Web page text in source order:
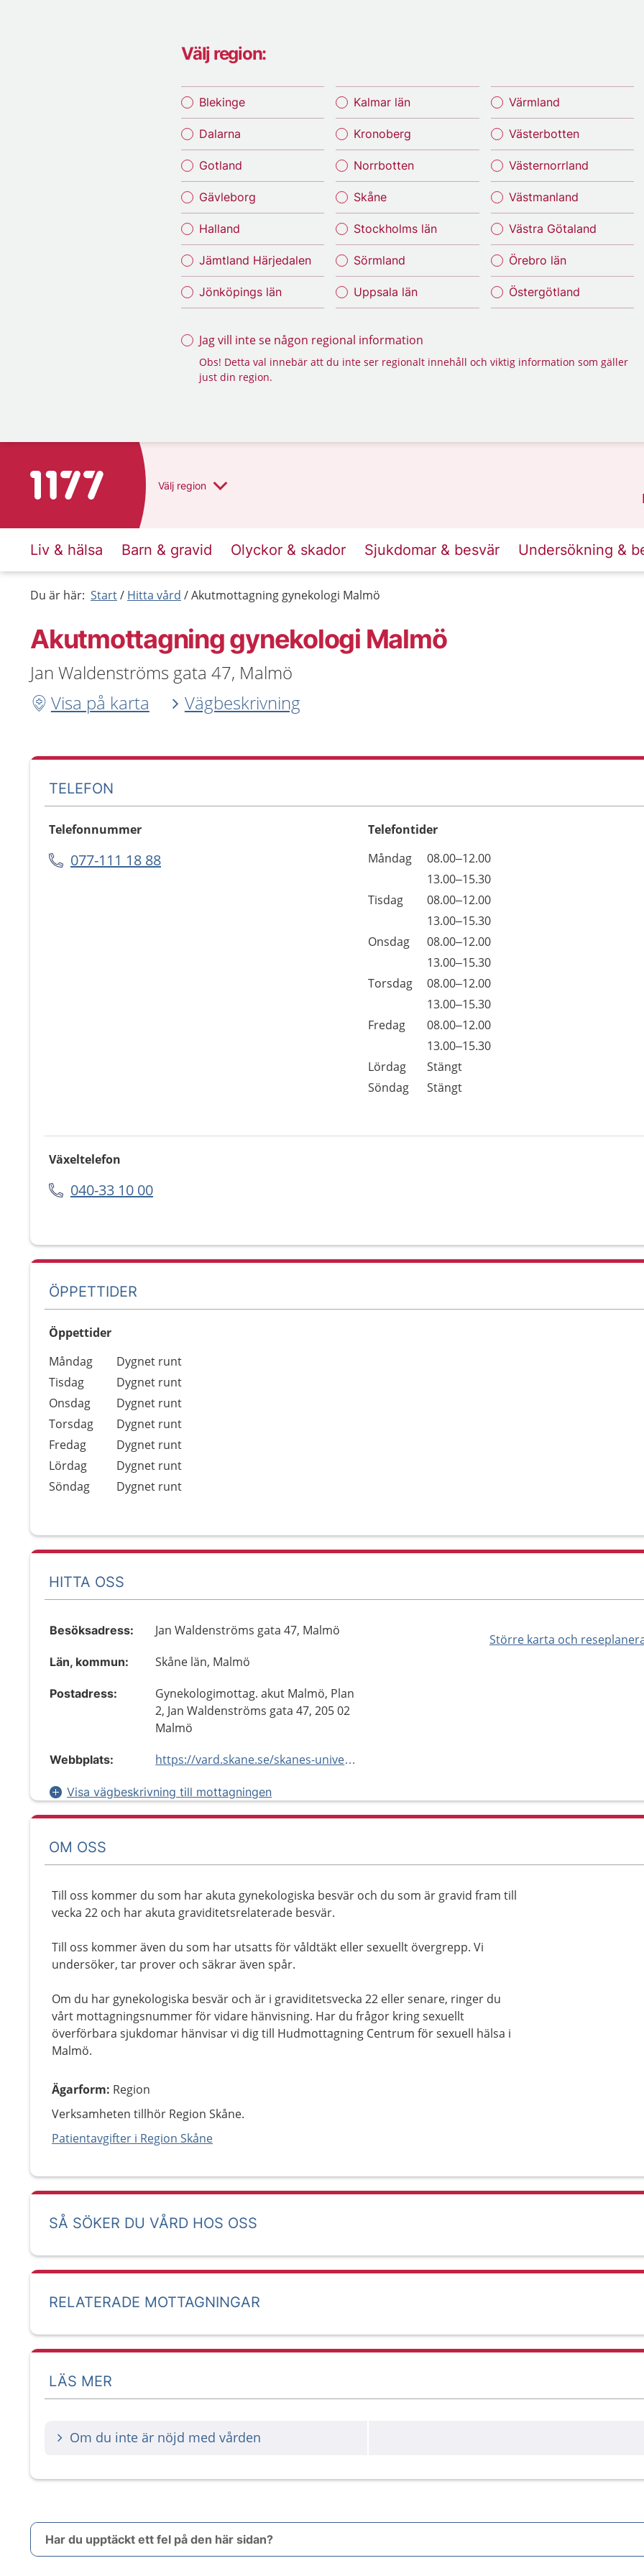
Välj region:
Blekinge
Dalarna
Gotland
Gävleborg
Halland
Jämtland Härjedalen
Jönköpings län
Kalmar län
Kronoberg
Norrbotten
Skåne
Stockholms län
Sörmland
Uppsala län
Värmland
Västerbotten
Västernorrland
Västmanland
Västra Götaland
Örebro län
Östergötland
Jag vill inte se någon regional information
Obs! Detta val innebär att du inte ser regionalt innehåll och viktig information som gäller
just din region.
Till startsidan för 1177 Välj region
Liv & hälsa Barn & gravid Olyckor & skador Sjukdomar & besvär Undersökning &
Du är här: Start Hitta vård Akutmottagning gynekologi Malmö
Akutmottagning gynekologi Malmö
Jan Waldenströms gata 47, Malmö
Visa på karta
Vägbeskrivning
TELEFON
Telefonnummer
077-111 18 88
Telefontider
Dag
Öppettider
Kommentarer
Måndag
08.00–12.00
13.00–15.30
Tisdag
08.00–12.00
13.00–15.30
Onsdag
08.00–12.00
13.00–15.30
Torsdag
08.00–12.00
13.00–15.30
Fredag
08.00–12.00
13.00–15.30
Lördag
Stängt
Söndag
Stängt
Växeltelefon
040-33 10 00
ÖPPETTIDER
Öppettider
Dag
Öppettider
Kommentarer
Måndag
Dygnet runt
Tisdag
Dygnet runt
Onsdag
Dygnet runt
Torsdag
Dygnet runt
Fredag
Dygnet runt
Lördag
Dygnet runt
Söndag
Dygnet runt
HITTA OSS
Större karta och
Besöksadress: Jan Waldenströms gata 47, Malmö
Län, kommun: Skåne län, Malmö
Postadress:
Gynekologimottag. akut Malmö, Plan
2, Jan Waldenströms gata 47, 205 02
Malmö
Webbplats: https://vard.skane.se/skanes-universitetssjukhus-sus/mottagningar-och-avdelningar/gynekologimottagning-akut-malmo/
Visa vägbeskrivning till mottagningen
OM OSS
Till oss kommer du som har akuta gynekologiska besvär och du som är gravid fram till
vecka 22 och har akuta graviditetsrelaterade besvär.
Till oss kommer även du som har utsatts för våldtäkt eller sexuellt övergrepp. Vi
undersöker, tar prover och säkrar även spår.
Om du har gynekologiska besvär och är i graviditetsvecka 22 eller senare, ringer du
vårt mottagningsnummer för vidare hänvisning. Har du frågor kring sexuellt
överförbara sjukdomar hänvisar vi dig till Hudmottagning Centrum för sexuell hälsa i
Malmö.
Ägarform: Region
Verksamheten tillhör Region Skåne.
Patientavgifter i Region Skåne
SÅ SÖKER DU VÅRD HOS OSS
RELATERADE MOTTAGNINGAR
LÄS MER
Om du inte är nöjd med vården
Har du upptäckt ett fel på den här sidan?